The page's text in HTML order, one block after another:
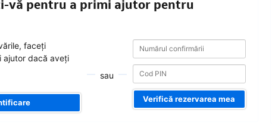
vă pentru a primi ajutor pentru
faceți
ajutor dacă aveți
sau
Numărul
confirmării
Numărul
confirmării
Verifică rezervarea mea